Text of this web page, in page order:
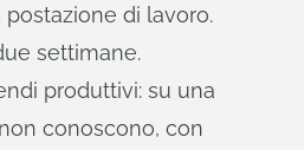
di lavoro.
settimane.
produttivi: su una
conoscono, con